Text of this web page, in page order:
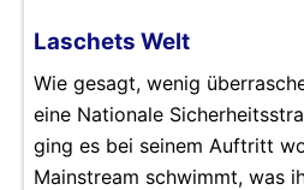
Laschets Welt
Wie gesagt, wenig
eine Nationale
ging es bei seinem Auftritt
Mainstream schwimmt, was